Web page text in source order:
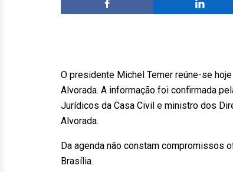
O presidente Michel Temer reúne-se
Alvorada. A informação foi confirmada
Jurídicos da Casa Civil e ministro dos
Alvorada.
Da agenda não constam compromissos
Brasília.